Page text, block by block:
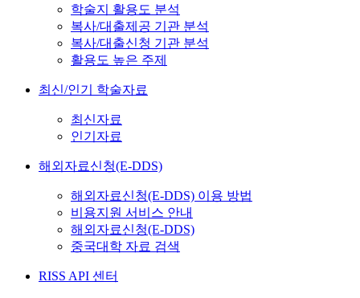
학술지 활용도 분석
복사/대출제공 기관 분석
복사/대출신청 기관 분석
활용도 높은 주제
최신/인기 학술자료
최신자료
인기자료
해외자료신청(E-DDS)
해외자료신청(E-DDS) 이용 방법
비용지원 서비스 안내
해외자료신청(E-DDS)
중국대학 자료 검색
RISS API 센터